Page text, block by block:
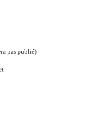
pas publié)